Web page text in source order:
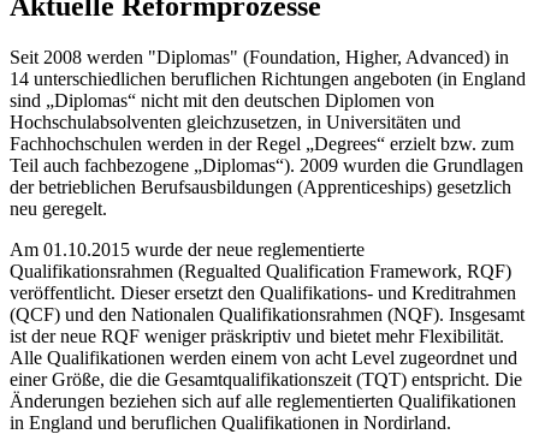
Seit 2008 werden "Diplomas" (Foundation, Higher, Advanced) in
14 unterschiedlichen beruflichen Richtungen angeboten (in England
sind „Diplomas“ nicht mit den deutschen Diplomen von
Hochschulabsolventen gleichzusetzen, in Universitäten und
Fachhochschulen werden in der Regel „Degrees“ erzielt bzw. zum
Teil auch fachbezogene „Diplomas“). 2009 wurden die Grundlagen
der betrieblichen Berufsausbildungen (Apprenticeships) gesetzlich
neu geregelt.
Am 01.10.2015 wurde der neue reglementierte
Qualifikationsrahmen (Regualted Qualification Framework, RQF)
veröffentlicht. Dieser ersetzt den Qualifikations- und Kreditrahmen
(QCF) und den Nationalen Qualifikationsrahmen (NQF). Insgesamt
ist der neue RQF weniger präskriptiv und bietet mehr Flexibilität.
Alle Qualifikationen werden einem von acht Level zugeordnet und
einer Größe, die die Gesamtqualifikationszeit (TQT) entspricht. Die
Änderungen beziehen sich auf alle reglementierten Qualifikationen
in England und beruflichen Qualifikationen in Nordirland.